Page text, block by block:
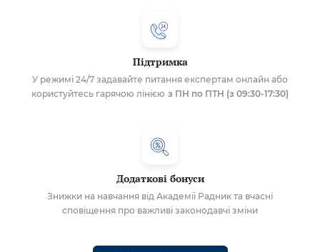
Підтримка
У режимі 24/7 задавайте питання експертам онлайн або
користуйтесь гарячою лінією з ПН по ПТН (з 09:30-17:30)
Додаткові бонуси
Знижки на навчання від Академії Радник та вчасні
сповіщення про важливі законодавчі зміни